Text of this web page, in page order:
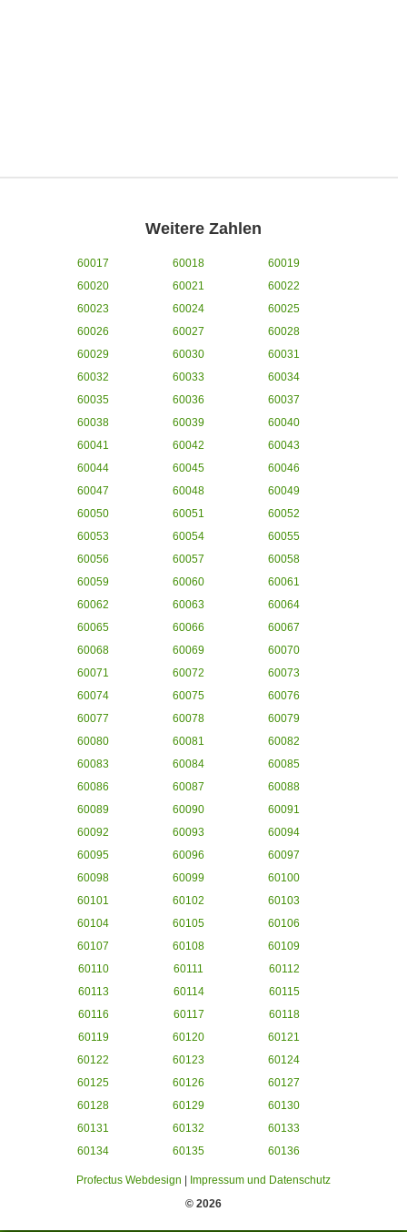
Weitere Zahlen
60017 60018
60019
60020
60021
60022
60023
60024
60025
60026
60027
60028
60029
60030
60031
60032
60033
60034
60035
60036
60037
60038
60039
60040
60041
60042
60043
60044
60045
60046
60047
60048
60049
60050
60051
60052
60053
60054
60055
60056
60057
60058
60059
60060
60061
60062
60063
60064
60065
60066
60067
60068
60069
60070
60071
60072
60073
60074
60075
60076
60077
60078
60079
60080
60081
60082
60083
60084
60085
60086
60087
60088
60089
60090
60091
60092
60093
60094
60095
60096
60097
60098
60099
60100
60101
60102
60103
60104
60105
60106
60107
60108
60109
60110
60111
60112
60113
60114
60115
60116
60117
60118
60119
60120
60121
60122
60123
60124
60125
60126
60127
60128
60129
60130
60131
60132
60133
60134
60135 60136
Profectus Webdesign
Impressum und Datenschutz
© 2026